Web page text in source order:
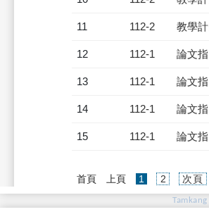
11 112-2 教學
12 112-1 論文
13 112-1 論文
14 112-1 論文
15 112-1 論文
首頁 上頁 1 (current)
2 次頁